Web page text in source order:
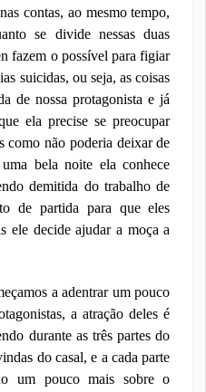
contas, ao mesmo tempo,
se divide nessas duas
fazem o possível para figiar
suicidas, ou seja, as coisas
de nossa protagonista e já
ela precise se preocupar
como não poderia deixar de
bela noite ela conhece
demitida do trabalho de
de partida para que eles
ele decide ajudar a moça a
a adentrar um pouco
a atração deles é
durante as três partes do
do casal, e a cada parte
um pouco mais sobre o